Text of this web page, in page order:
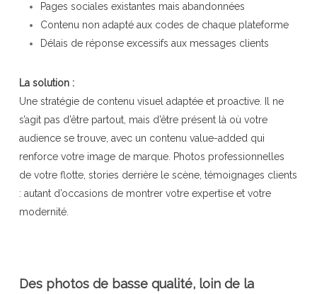
Pages sociales existantes mais abandonnées
Contenu non adapté aux codes de chaque plateforme
Délais de réponse excessifs aux messages clients
La solution :
Une stratégie de contenu visuel adaptée et proactive. Il ne
s’agit pas d’être partout, mais d’être présent là où votre
audience se trouve, avec un contenu value-added qui
renforce votre image de marque. Photos professionnelles
de votre flotte, stories derrière le scène, témoignages clients
: autant d’occasions de montrer votre expertise et votre
modernité.
Des photos de basse qualité, loin de la